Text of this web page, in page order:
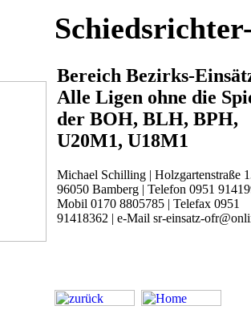
Bereich Bezirks-
Alle Ligen ohne die
der BOH, BLH, BPH,
U20M1, U18M1
Michael Schilling | Holzgartenstraße
96050 Bamberg | Telefon 0951
Mobil 0170 8805785 | Telefax 0951
91418362 | e-Mail sr-einsatz-